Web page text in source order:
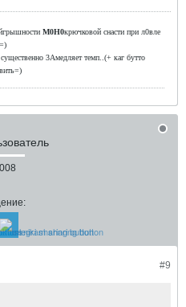
М0Н0крючковой снасти при л0вле
3Амедляет темп..(+ каг бутто
#9